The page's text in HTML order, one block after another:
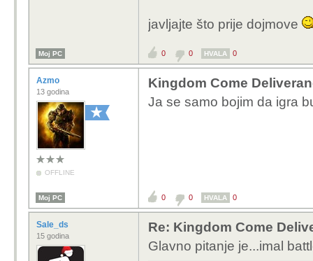
javljajte što prije dojmove
Moj PC 0 0 HVALA 0
Azmo
13 godina
OFFLINE
Kingdom Come
Ja se samo bojim da igra
Moj PC 0 0 HVALA 0
Sale_ds
15 godina
Re: Kingdom Come
Glavno pitanje je...imal